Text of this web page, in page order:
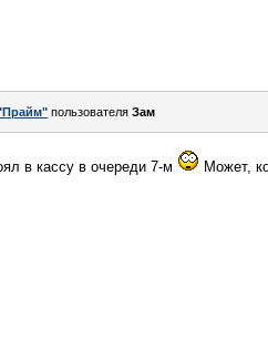
пользователя Зам
в кассу в очереди 7-м
Может,